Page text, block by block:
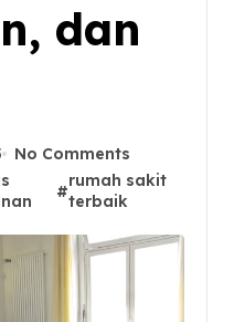
dan
No Comments
#
rumah sakit
terbaik